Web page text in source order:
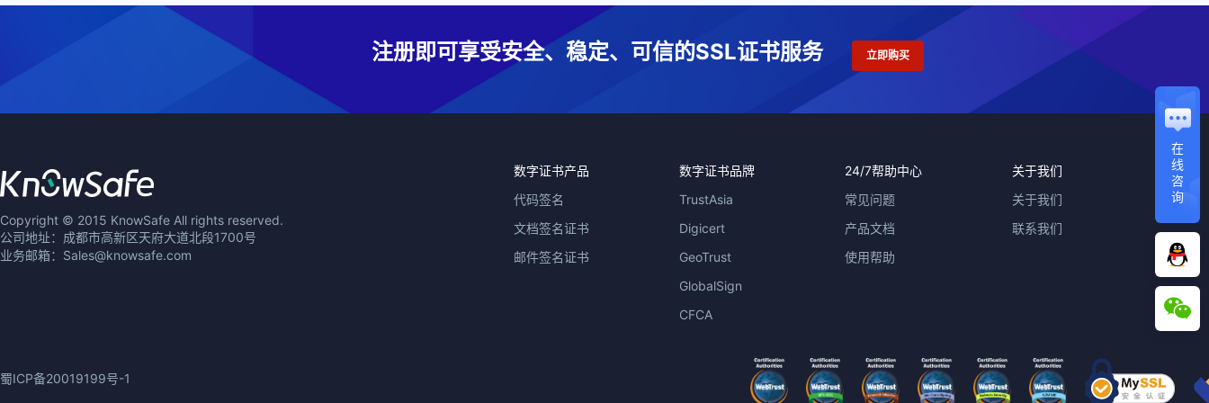
在
线
咨
询
注册即可享受安全、稳定、可信的SSL证书服务 立即购买
Copyright © 2015 KnowSafe All rights reserved.
公司地址：成都市高新区天府大道北段1700号
业务邮箱：Sales@knowsafe.com
数字证书产品
代码签名
文档签名证书
邮件签名证书
数字证书品牌
TrustAsia
Digicert
GeoTrust
GlobalSign
CFCA
24/7帮助中心
常见问题
产品文档
使用帮助
关于我们
关于我们
联系我们
蜀ICP备20019199号-1